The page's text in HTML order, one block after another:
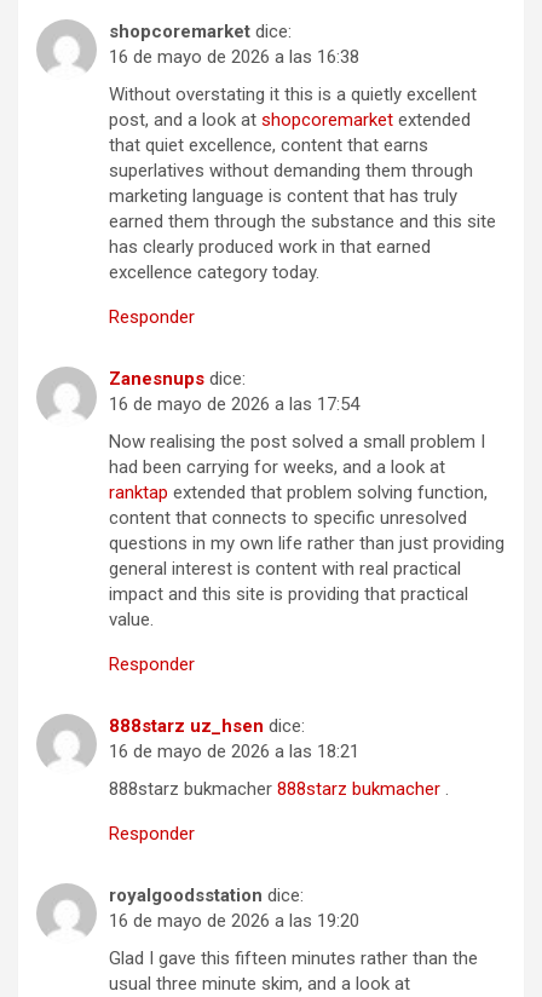
shopcoremarket dice:
16 de mayo de 2026 a las 16:38
Without overstating it this is a quietly excellent
post, and a look at shopcoremarket extended
that quiet excellence, content that earns
superlatives without demanding them through
marketing language is content that has truly
earned them through the substance and this site
has clearly produced work in that earned
excellence category today.
Responder
Zanesnups dice:
16 de mayo de 2026 a las 17:54
Now realising the post solved a small problem I
had been carrying for weeks, and a look at
ranktap extended that problem solving function,
content that connects to specific unresolved
questions in my own life rather than just providing
general interest is content with real practical
impact and this site is providing that practical
value.
Responder
888starz uz_hsen dice:
16 de mayo de 2026 a las 18:21
888starz bukmacher 888starz bukmacher .
Responder
royalgoodsstation dice:
16 de mayo de 2026 a las 19:20
Glad I gave this fifteen minutes rather than the
usual three minute skim, and a look at